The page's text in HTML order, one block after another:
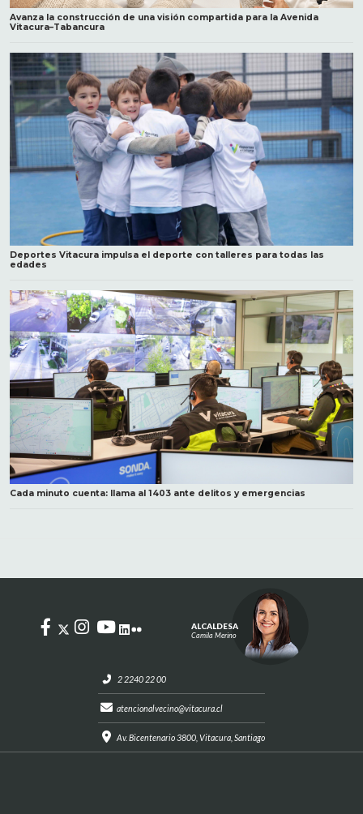
Avanza la construcción de una visión compartida para la Avenida
Vitacura–Tabancura
Deportes Vitacura impulsa el deporte con talleres para todas las
edades
Cada minuto cuenta: llama al 1403 ante delitos y emergencias
2 2240 22 00
atencionalvecino@vitacura.cl
Av. Bicentenario 3800, Vitacura, Santiago
ALCALDESA
Camila Merino